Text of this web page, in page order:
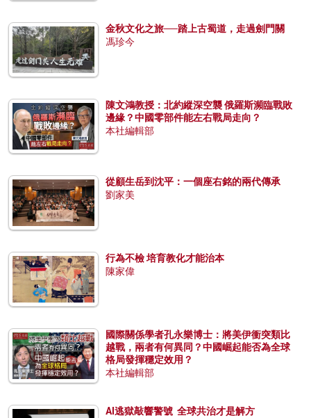
金秋文化之旅──踏上古蜀道，走過劍門關
馮珍今
陳文鴻教授：北約縱深空襲 俄羅斯瀕臨戰敗
邊緣？中國零部件能左右戰局走向？
本社編輯部
從顧生岳到沈平：一個座右銘的兩代傳承
劉家美
行為不檢 培育教化才能治本
陳家偉
國際關係學者孔永樂博士：將美伊衝突類比
越戰，兩者有何異同？中國崛起能否為全球
格局發揮穩定效用？
本社編輯部
AI逃獄敲響警號 全球共治才是解方